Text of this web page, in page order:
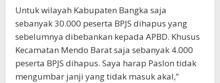
Untuk wilayah Kabupaten Bangka saja
sebanyak 30.000 peserta BPJS dihapus yang
sebelumnya dibebankan kepada APBD. Khusus
Kecamatan Mendo Barat saja sebanyak 4.000
peserta BPJS dihapus. Saya harap Paslon tidak
mengumbar janji yang tidak masuk akal,”